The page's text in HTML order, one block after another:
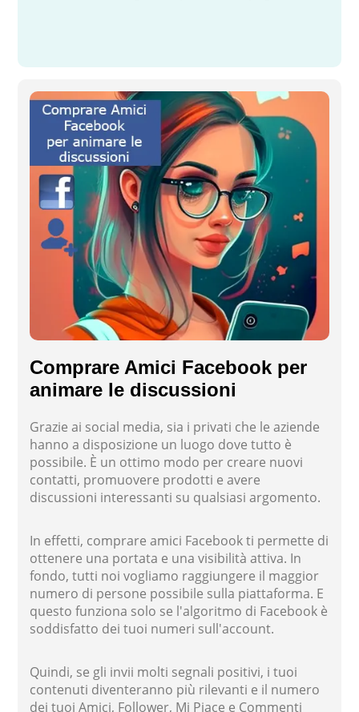
Comprare Amici Facebook per
animare le discussioni
Grazie ai social media, sia i privati che le aziende
hanno a disposizione un luogo dove tutto è
possibile. È un ottimo modo per creare nuovi
contatti, promuovere prodotti e avere
discussioni interessanti su qualsiasi argomento.
In effetti, comprare amici Facebook ti permette di
ottenere una portata e una visibilità attiva. In
fondo, tutti noi vogliamo raggiungere il maggior
numero di persone possibile sulla piattaforma. E
questo funziona solo se l'algoritmo di Facebook è
soddisfatto dei tuoi numeri sull'account.
Quindi, se gli invii molti segnali positivi, i tuoi
contenuti diventeranno più rilevanti e il numero
dei tuoi Amici, Follower, Mi Piace e Commenti